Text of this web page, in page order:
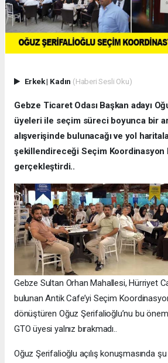
Erkek| Kadın (Haberi Sesli Oku)
Gebze Ticaret Odası Başkan adayı
üyeleri ile seçim süreci boyunca bir
alışverişinde bulunacağı ve yol
şekillendireceği Seçim Koordinasyon
gerçekleştirdi..
Gebze Sultan Orhan Mahallesi, Hürriyet
bulunan Antik Cafe’yi Seçim
dönüştüren Oğuz Şerifalioğlu’nu bu
GTO üyesi yalnız bırakmadı..
Oğuz Şerifalioğlu açılış konuşmasında